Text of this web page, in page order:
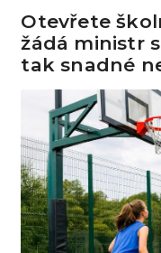
Otevřete
žádá ministr
tak snadné